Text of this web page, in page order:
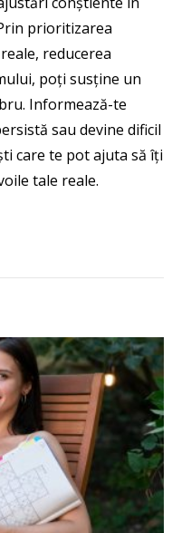
prioritizarea
reducerea
poți susține un
Informează-te
sau devine dificil
care te pot ajuta să îți
tale reale.